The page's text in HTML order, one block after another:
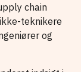
chain
teknikere
og